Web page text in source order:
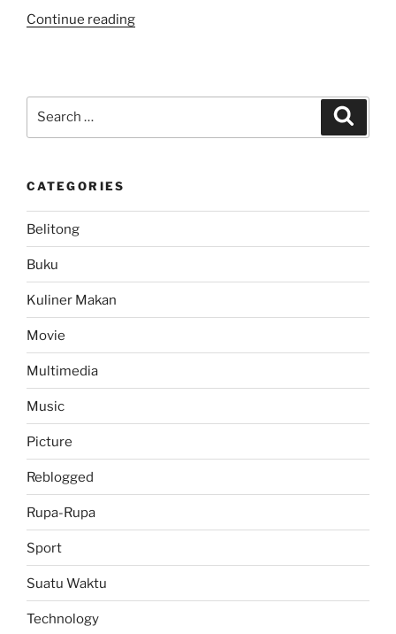
Continue reading“Funny
CATEGORIES
Belitong
Buku
Kuliner Makan
Movie
Multimedia
Music
Picture
Reblogged
Rupa-Rupa
Sport
Suatu Waktu
Technology